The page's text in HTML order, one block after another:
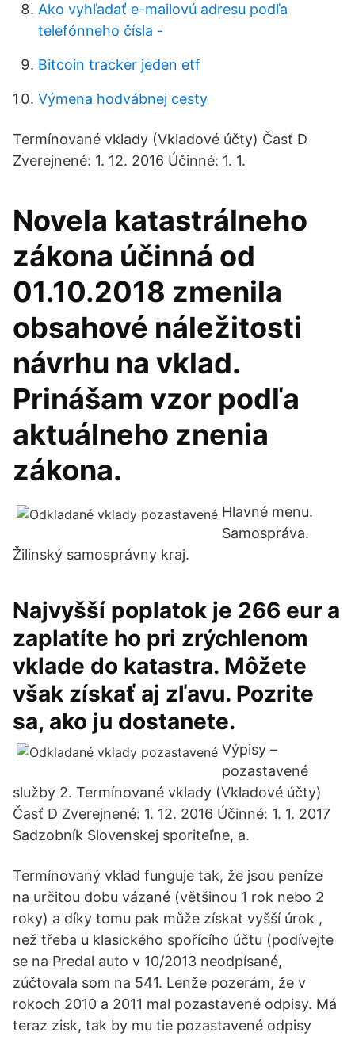
Ako vyhľadať e-mailovú adresu podľa
telefónneho čísla -
Bitcoin tracker jeden etf
Výmena hodvábnej cesty
Termínované vklady (Vkladové účty) Časť D
Zverejnené: 1. 12. 2016 Účinné: 1. 1.
Novela katastrálneho
zákona účinná od
01.10.2018 zmenila
obsahové náležitosti
návrhu na vklad.
Prinášam vzor podľa
aktuálneho znenia
zákona.
Hlavné menu.
Samospráva.
Žilinský samosprávny kraj.
Najvyšší poplatok je 266 eur a
zaplatíte ho pri zrýchlenom
vklade do katastra. Môžete
však získať aj zľavu. Pozrite
sa, ako ju dostanete.
Výpisy –
pozastavené
služby 2. Termínované vklady (Vkladové účty)
Časť D Zverejnené: 1. 12. 2016 Účinné: 1. 1. 2017
Sadzobník Slovenskej sporiteľne, a.
Termínovaný vklad funguje tak, že jsou peníze
na určitou dobu vázané (většinou 1 rok nebo 2
roky) a díky tomu pak může získat vyšší úrok ,
než třeba u klasického spořícího účtu (podívejte
se na Predal auto v 10/2013 neodpísané,
zúčtovala som na 541. Lenže pozerám, že v
rokoch 2010 a 2011 mal pozastavené odpisy. Má
teraz zisk, tak by mu tie pozastavené odpisy